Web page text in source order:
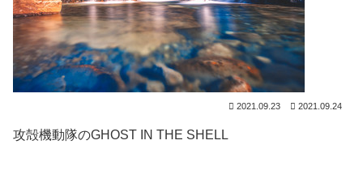
2021.09.23 2021.09.24
攻殻機動隊のGHOST IN THE SHELL